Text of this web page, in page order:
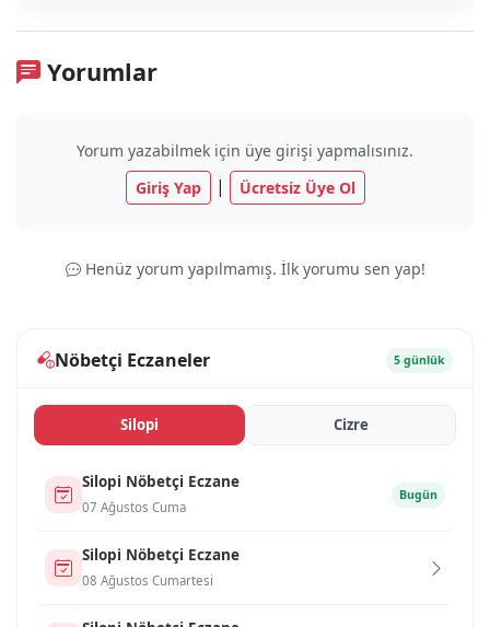
Yorumlar
Yorum yazabilmek için üye girişi yapmalısınız.
Giriş Yap
| Ücretsiz Üye Ol
Henüz yorum yapılmamış. İlk yorumu sen yap!
Nöbetçi Eczaneler 5 günlük
Si̇lopi̇ Ci̇zre
Si̇lopi̇ Nöbetçi Eczane
07 Ağustos Cuma
Bugün
Si̇lopi̇ Nöbetçi Eczane
08 Ağustos Cumartesi